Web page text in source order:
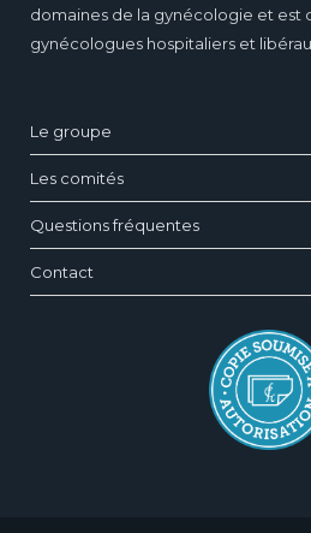
domaines de la gynécologie et est
gynécologues hospitaliers et
Le groupe
Les comités
Questions fréquentes
Contact